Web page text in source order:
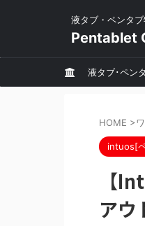
液タブ・ペンタ
Pentablet
液タブ･ペン
HOME >
intuos[
【
アウ